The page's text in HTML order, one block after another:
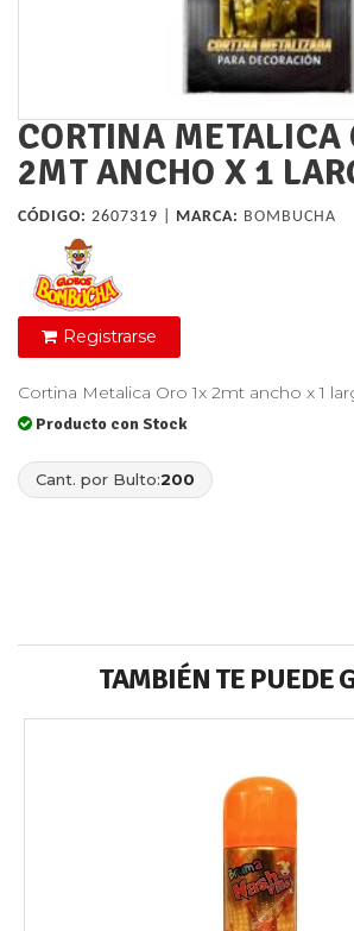
CORTINA METALICA
2MT ANCHO X 1
CÓDIGO: 2607319 | MARCA: BOMBUCHA
Registrarse
Cortina Metalica Oro 1x 2mt ancho x 1
Producto con Stock
Cant. por Bulto:200
TAMBIÉN TE PUEDE